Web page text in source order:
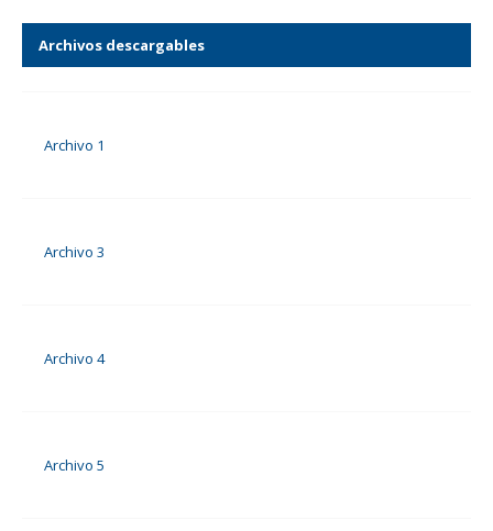
Archivos descargables
Archivo 1
Archivo 3
Archivo 4
Archivo 5